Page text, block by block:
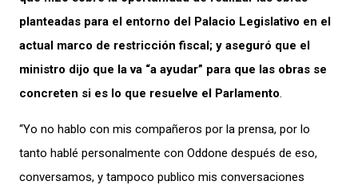
planteadas para el entorno del Palacio Legislativo en el
actual marco de restricción fiscal; y aseguró que el
ministro dijo que la va “a ayudar” para que las obras se
concreten si es lo que resuelve el Parlamento
“Yo no hablo con mis compañeros por la prensa, por lo
tanto hablé personalmente con Oddone después de eso,
conversamos, y tampoco publico mis conversaciones